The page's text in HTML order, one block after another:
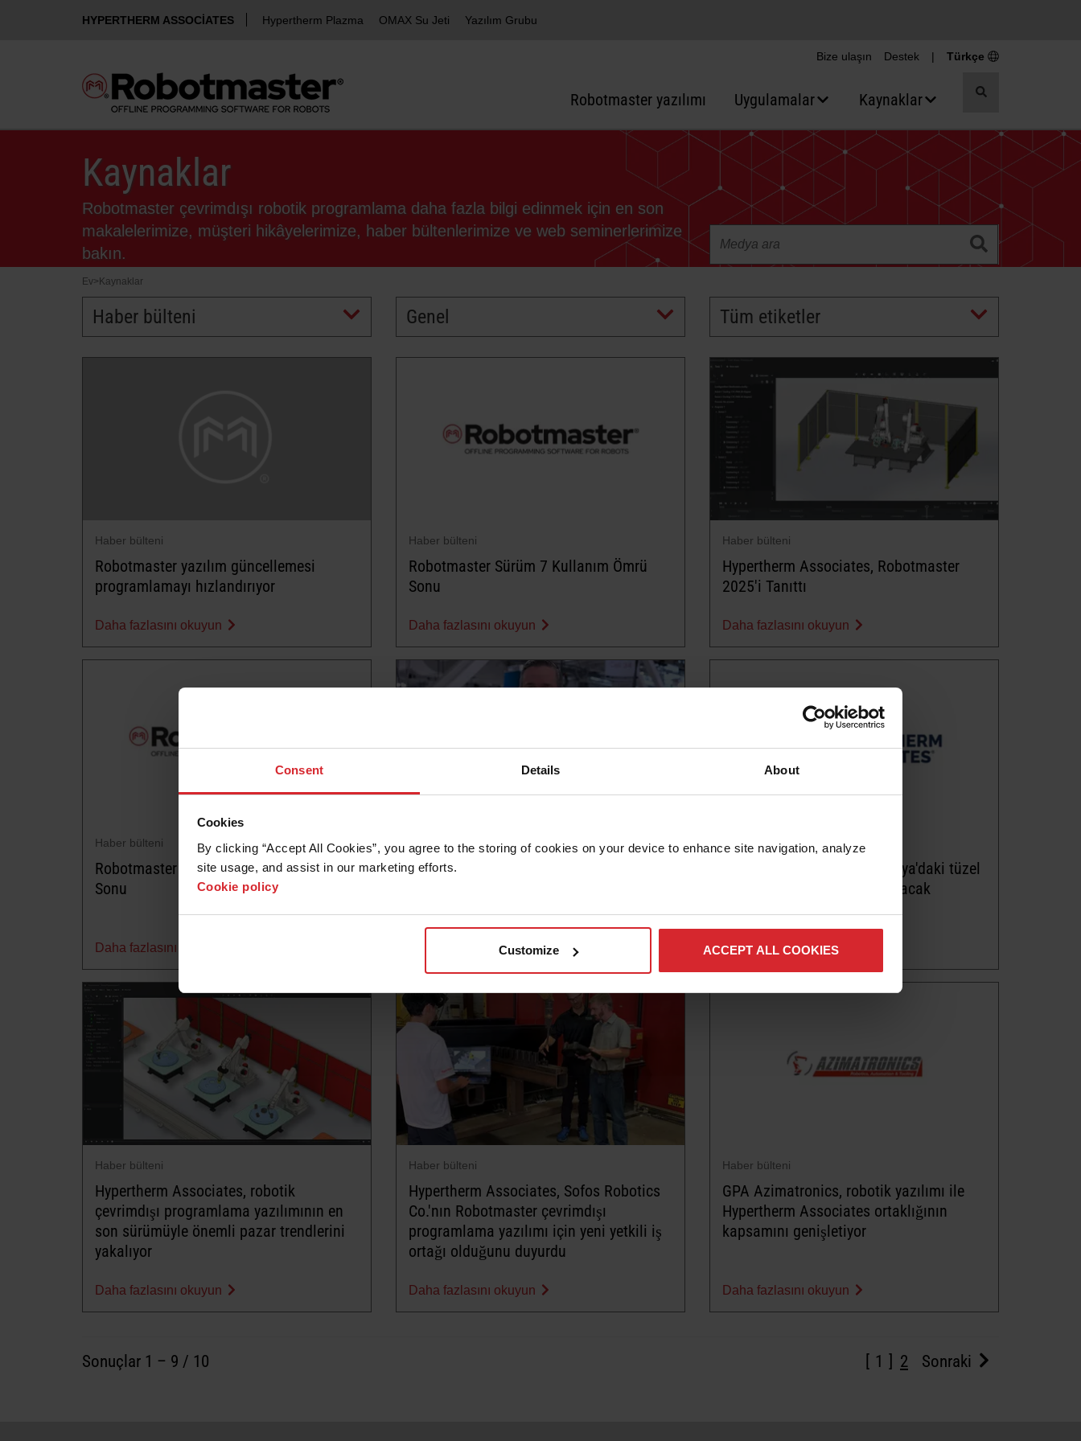
Consent Details About
Cookies
By clicking “Accept All Cookies”, you agree to the storing of cookies on your device to enhance site navigation, analyze
site usage, and assist in our marketing efforts.
Cookie policy
Customize ACCEPT ALL COOKIES
HYPERTHERM ASSOCIATES Hypertherm Plazma OMAX Su Jeti Yazılım Grubu
Bize ulaşın Destek | Türkçe
Robotmaster yazılımı Uygulamalar Kaynaklar
Aramayı
Kaynaklar
Robotmaster çevrimdışı robotik programlama daha fazla bilgi edinmek için en son
makalelerimize, müşteri hikâyelerimize, haber bültenlerimize ve web seminerlerimize
bakın.
Ev> Kaynaklar
Haber bülteni Genel Tüm etiketler
Haber bülteni
Robotmaster yazılım güncellemesi
programlamayı hızlandırıyor
Daha fazlasını okuyun
Haber bülteni
Robotmaster Sürüm 7 Kullanım Ömrü
Sonu
Daha fazlasını okuyun
Haber bülteni
Hypertherm Associates, Robotmaster
2025'i Tanıttı
Daha fazlasını okuyun
Haber bülteni
Robotmaster Sürüm 6 Kullanım Ömrü
Sonu
Daha fazlasını okuyun
Haber bülteni
Jake Brown, Hypertherm Associates'in
Daha fazlasını okuyun
Haber bülteni
Hypertherm Associates, Rusya'daki tüzel
kişiliğini resmî olarak kapatacak
Daha fazlasını okuyun
Haber bülteni
Hypertherm Associates, robotik
çevrimdışı programlama yazılımının en
son sürümüyle önemli pazar trendlerini
yakalıyor
Daha fazlasını okuyun
Haber bülteni
Hypertherm Associates, Sofos Robotics
Co.'nın Robotmaster çevrimdışı
programlama yazılımı için yeni yetkili iş
ortağı olduğunu duyurdu
Daha fazlasını okuyun
Haber bülteni
GPA Azimatronics, robotik yazılımı ile
Hypertherm Associates ortaklığının
kapsamını genişletiyor
Daha fazlasını okuyun
1 2 Sonraki
Sonuçlar 1 – 9 / 10